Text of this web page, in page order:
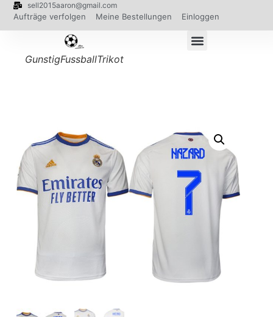
sell2015aaron@gmail.com
Aufträge verfolgen Meine Bestellungen Einloggen
GunstigFussballTrikot